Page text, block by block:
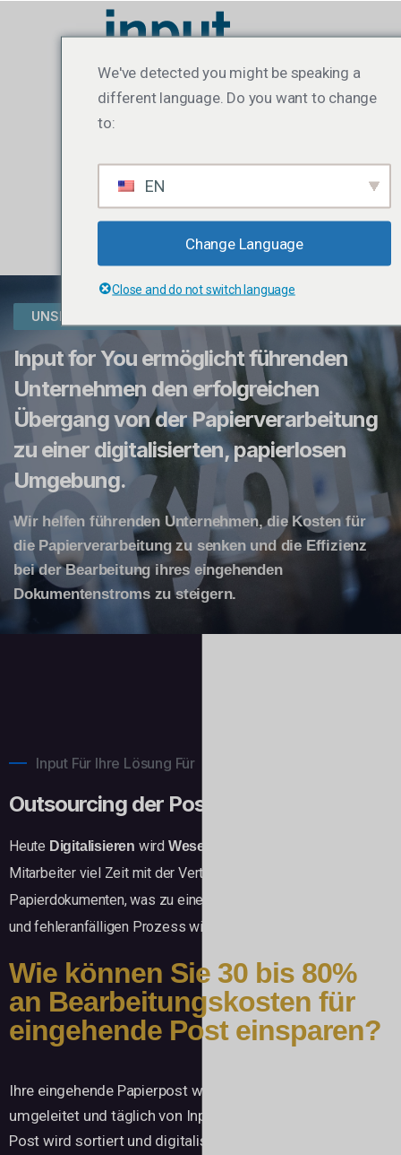
UNSERE LÖSUNGEN
Input for You ermöglicht führenden
Unternehmen den erfolgreichen
Übergang von der Papierverarbeitung
zu einer digitalisierten, papierlosen
Umgebung.
Wir helfen führenden Unternehmen, die Kosten für
die Papierverarbeitung zu senken und die Effizienz
bei der Bearbeitung ihres eingehenden
Dokumentenstroms zu steigern.
Input Für Ihre Lösung Für
Outsourcing der Poststelle
Heute Digitalisieren wird Wesentlich
Mitarbeiter viel Zeit mit der Verteilung und Bearbeitung von
Papierdokumenten, was zu einem teuren, arbeitsintensiven
und fehleranfälligen Prozess wird.
Wie können Sie 30 bis 80%
an Bearbeitungskosten für
eingehende Post einsparen?
Ihre eingehende Papierpost wird in ein Postfach
umgeleitet und täglich von Input For You abgeholt. Die
Post wird sortiert und digitalisiert, kann als vertraulich
We've detected you might be speaking a
different language. Do you want to change
to:
EN
Change Language
Close and do not switch language